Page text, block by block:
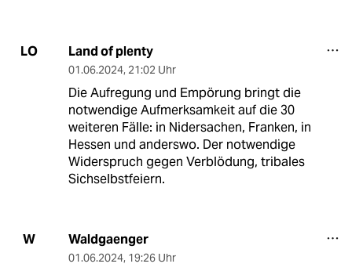
LO Land of plenty
01.06.2024, 21:02 Uhr
Die Aufregung und Empörung bringt die
notwendige Aufmerksamkeit auf die 30
weiteren Fälle: in Nidersachen, Franken, in
Hessen und anderswo. Der notwendige
Widerspruch gegen Verblödung, tribales
Sichselbstfeiern.
W Waldgaenger
01.06.2024, 19:26 Uhr